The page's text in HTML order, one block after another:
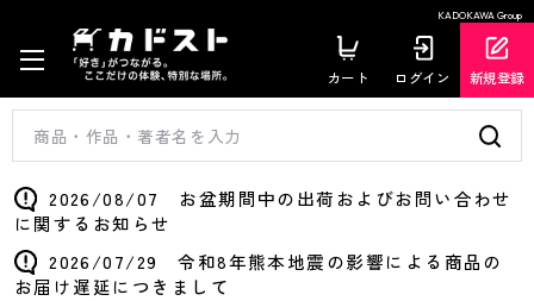
KADOKAWA Group
カート ログイン 新規登録
2026/08/07 お盆期間中の出荷およびお問い合わせ
に関するお知らせ
2026/07/29 令和8年熊本地震の影響による商品の
お届け遅延につきまして